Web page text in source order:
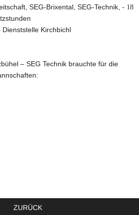
SEG-Brixental, SEG-Technik, - 18
Kirchbichl
– SEG Technik brauchte für die
ZURÜCK